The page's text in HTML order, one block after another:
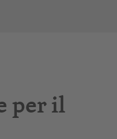
per il